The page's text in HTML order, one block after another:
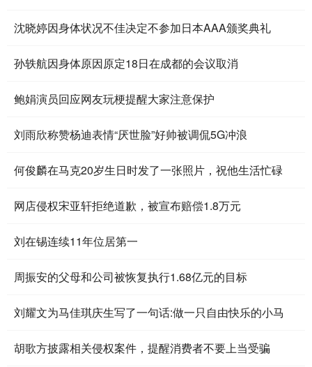
沈晓婷因身体状况不佳决定不参加日本AAA颁奖典礼
孙轶航因身体原因原定18日在成都的会议取消
鲍娟演员回应网友玩梗提醒大家注意保护
刘雨欣称赞杨迪表情“厌世脸”好帅被调侃5G冲浪
何俊麟在马克20岁生日时发了一张照片，祝他生活忙碌
网店侵权宋亚轩拒绝道歉，被宣布赔偿1.8万元
刘在锡连续11年位居第一
周振安的父母和公司被恢复执行1.68亿元的目标
刘耀文为马佳琪庆生写了一句话:做一只自由快乐的小马
胡歌方披露相关侵权案件，提醒消费者不要上当受骗